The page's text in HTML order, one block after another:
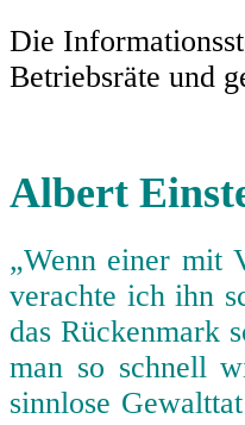
Die
Betriebsräte und
Albert
„Wenn einer mit
verachte ich ihn
das Rückenmark
man so schnell
sinnlose